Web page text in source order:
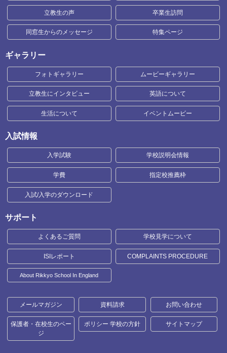
立教生の声 卒業生訪問
同窓生からのメッセージ 特集ページ
ギャラリー
フォトギャラリー ムービーギャラリー
立教生にインタビュー 英語について
生活について イベントムービー
入試情報
入学試験 学校説明会情報
学費 指定校推薦枠
入試/入学のダウンロード
サポート
よくあるご質問 学校見学について
ISIレポート COMPLAINTS PROCEDURE
About Rikkyo School In England
メールマガジン 資料請求 お問い合わせ
保護者・在校生のペー
ジ
ポリシー 学校の方針 サイトマップ